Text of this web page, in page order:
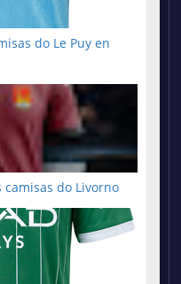
do Le Puy en
camisas do Livorno